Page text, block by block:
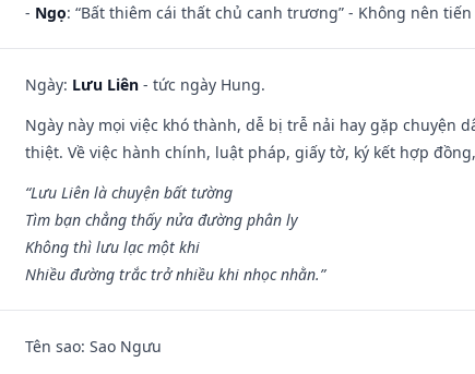
- Ngọ: “Bất thiêm cái thất chủ canh trương” - Không nên
Ngày: Lưu Liên - tức ngày Hung.
Ngày này mọi việc khó thành, dễ bị trễ nải hay gặp chuyện
thiệt. Về việc hành chính, luật pháp, giấy tờ, ký kết hợp
“Lưu Liên là chuyện bất tường
Tìm bạn chẳng thấy nửa đường phân ly
Không thì lưu lạc một khi
Nhiều đường trắc trở nhiều khi nhọc nhằn.”
Tên sao: Sao Ngưu